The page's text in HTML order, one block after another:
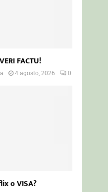
FACTU!
4 agosto, 2026 0
o VISA?